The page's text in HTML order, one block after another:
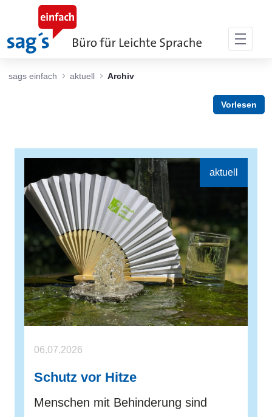
Skip to Main Content
sags einfach aktuell Archiv
Vorlesen
06.07.2026
Schutz vor Hitze
Menschen mit Behinderung sind